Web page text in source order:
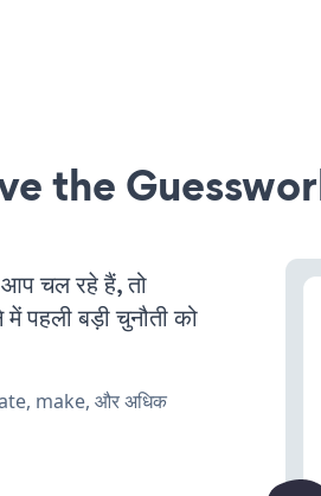
the
चल रहे हैं, तो
पहली बड़ी चुनौती को
make, और अधिक